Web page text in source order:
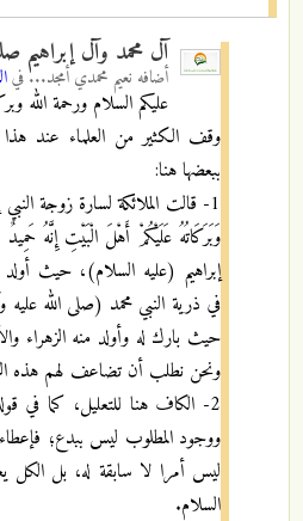
آل محمد وآل إبراهيم
أضافه نعيم محمدي أمجد...في
عليكم السلام ورحمة الله
وقف الكثير من العلماء عند هذا
ببعضها هنا:
1- قالت الملائكة لسارة زوجة
وَبَرَكَاتُهُ عَلَيْكُمْ أَهْلَ الْبَيْتِ إِنَّهُ
إبراهيم (عليه السلام)، حيث
في ذرية النبي محمد (صلى الله
حيث بارك له وأولد منه الزهراء
ونحن نطلب أن تضاعف لهم هذه
2- الكاف هنا للتعليل، كما في
ووجود المطلوب ليس ببدع؛
ليس أمرا لا سابقة له، بل الكل
السلام.